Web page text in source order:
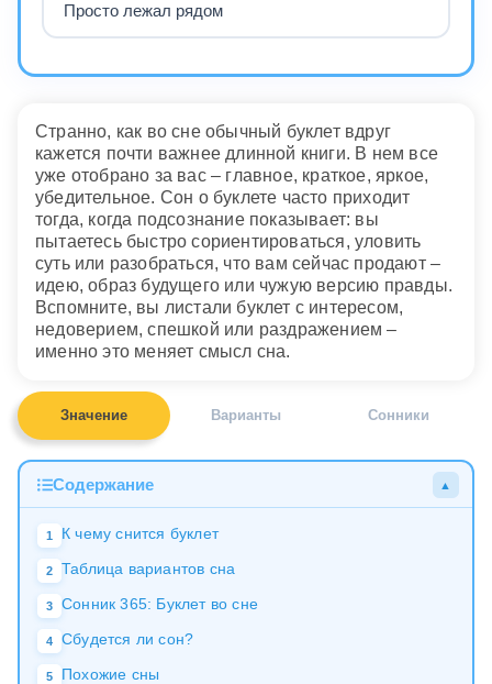
Просто лежал рядом
Странно, как во сне обычный буклет вдруг
кажется почти важнее длинной книги. В нем все
уже отобрано за вас – главное, краткое, яркое,
убедительное. Сон о буклете часто приходит
тогда, когда подсознание показывает: вы
пытаетесь быстро сориентироваться, уловить
суть или разобраться, что вам сейчас продают –
идею, образ будущего или чужую версию правды.
Вспомните, вы листали буклет с интересом,
недоверием, спешкой или раздражением –
именно это меняет смысл сна.
Значение Варианты Сонники
Содержание ▲
1 К чему снится буклет
2 Таблица вариантов сна
3 Сонник 365: Буклет во сне
4 Сбудется ли сон?
5 Похожие сны